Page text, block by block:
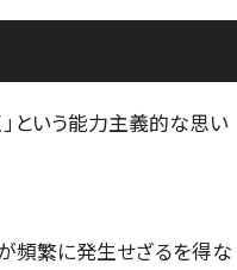
という能力主義的な思い
頻繁に発生せざるを得な